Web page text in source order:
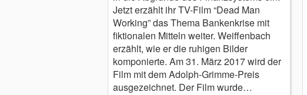
Jetzt erzählt ihr TV-Film “Dead Man
Working” das Thema Bankenkrise mit
fiktionalen Mitteln weiter. Weiffenbach
erzählt, wie er die ruhigen Bilder
komponierte. Am 31. März 2017 wird der
Film mit dem Adolph-Grimme-Preis
ausgezeichnet. Der Film wurde…